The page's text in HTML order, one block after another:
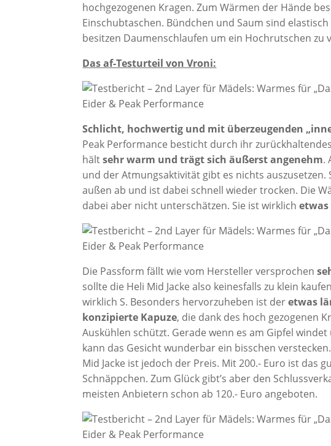
hochgezogenen Kragen. Zum Wärmen der Hände
Einschubtaschen. Bündchen und Saum sind
besitzen Daumenschlaufen um ein Hochrutschen zu
Das af-Testurteil von Vroni:
Schlicht, hochwertig und mit überzeugenden
Peak Performance besticht durch ihr
hältsehr warm und trägt sich äußerst angenehm.
und der Atmungsaktivität gibt es nichts auszusetzen.
außen ab und ist dabei schnell wieder trocken. Die
dabei aber nicht unterschätzen. Sie ist wirklichetwas
Die Passform fällt wie vom Hersteller versprochen
sollte die Heli Mid Jacke also keinesfalls zu klein
wirklich S. Besonders hervorzuheben ist deretwas
konzipierte Kapuze, die dank des hoch gezogenen
Auskühlen schützt. Gerade wenn es am Gipfel
kann das Gesicht wunderbar ein bisschen
Mid Jacke ist jedoch der Preis. Mit 200.- Euro ist das
Schnäppchen. Zum Glück gibt’s aber den
meisten Anbietern schon ab 120.- Euro angeboten.